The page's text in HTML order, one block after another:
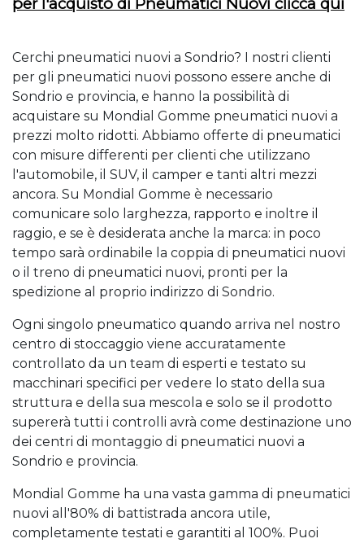
per l'acquisto di Pneumatici Nuovi clicca qui
Cerchi pneumatici nuovi a Sondrio? I nostri clienti
per gli pneumatici nuovi possono essere anche di
Sondrio e provincia, e hanno la possibilità di
acquistare su Mondial Gomme pneumatici nuovi a
prezzi molto ridotti. Abbiamo offerte di pneumatici
con misure differenti per clienti che utilizzano
l'automobile, il SUV, il camper e tanti altri mezzi
ancora. Su Mondial Gomme è necessario
comunicare solo larghezza, rapporto e inoltre il
raggio, e se è desiderata anche la marca: in poco
tempo sarà ordinabile la coppia di pneumatici nuovi
o il treno di pneumatici nuovi, pronti per la
spedizione al proprio indirizzo di Sondrio.
Ogni singolo pneumatico quando arriva nel nostro
centro di stoccaggio viene accuratamente
controllato da un team di esperti e testato su
macchinari specifici per vedere lo stato della sua
struttura e della sua mescola e solo se il prodotto
supererà tutti i controlli avrà come destinazione uno
dei centri di montaggio di pneumatici nuovi a
Sondrio e provincia.
Mondial Gomme ha una vasta gamma di pneumatici
nuovi all'80% di battistrada ancora utile,
completamente testati e garantiti al 100%. Puoi